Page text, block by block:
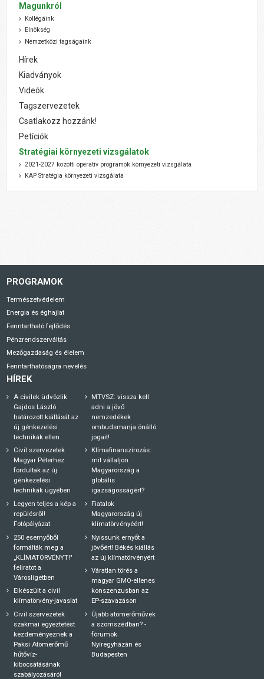
Magunkról
Kollégáink
Elnökség
Nemzetközi tagságaink
Hírek
Kiadványok
Videók
Tagszervezetek
Csatlakozz hozzánk!
Petíciók
Stratégiai környezeti vizsgálatok
2021-2027 közötti operatív programok környezeti vizsgálata
KAP Stratégia környezeti vizsgálata
PROGRAMOK
Természetvédelem
Energia és éghajlat
Fenntartható fejlődés
Pénzrendszerváltás
Mezőgazdaság és élelem
Fenntarthatóságra nevelés
HÍREK
A civilek üdvözlik
Gajdos László
határozott kiállását az
új génkezelési
technikák ellen
Civil szervezetek
Magyar Péterhez
fordultak az új
génkezelési
technikák ügyében
Legyen teljes a kép a
repülésről!
Fotópályázat
250 esernyőből
formálták meg a
„KLÍMATÖRVÉNYT!"
feliratot a
Városligetben
Elkészült a civil
klímatörvény-javaslat
Civil szervezetek
szakmai egyeztetést
kezdeményeznek a
Paksi Atomerőmű
hűtővíz-
kibocsátásának
szabályozásáról
MTVSZ: vissza kell
adni a jövő
nemzedékek
ombudsmanja önálló
jogait!
Klímafinanszírozás:
mit vállaljon
Magyarország a
globális
igazságosságért?
Fiatalok
Magyarország új
klímatörvényéért!
Nyissunk ernyőt a
jövőért! Békés kiállás
az új klímatörvényért
Váratlan törés a
magyar GMO-ellenes
konszenzusban az
EP-szavazáson
Újabb atomerőművek
a szomszédban? -
fórumok
Nyíregyházán és
Budapesten